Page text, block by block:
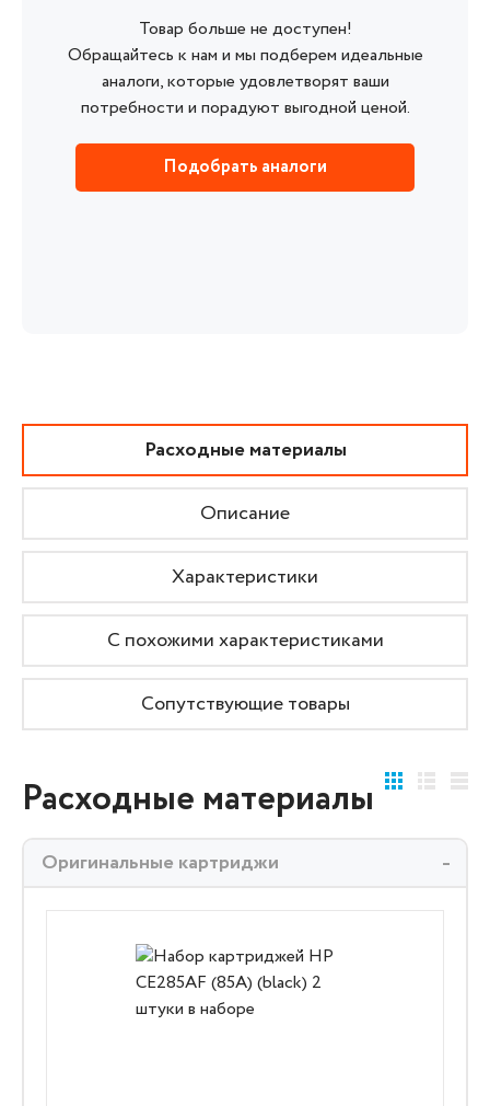
Товар больше не доступен!
Обращайтесь к нам и мы подберем идеальные
аналоги, которые удовлетворят ваши
потребности и порадуют выгодной ценой.
Подобрать аналоги
Расходные материалы
Описание
Характеристики
С похожими характеристиками
Сопутствующие товары
Расходные материалы
Оригинальные картриджи